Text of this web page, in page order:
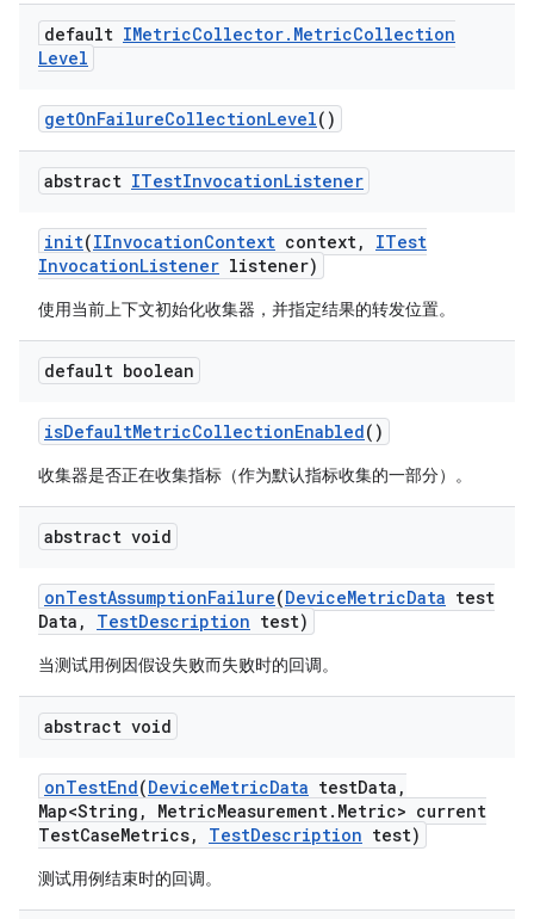
default IMetricCollector. MetricCollection
Level
getOnFailureCollectionLevel()
abstract ITestInvocationListener
init(IInvocationContext context,
ITest
InvocationListener listener)
使用当前上下文初始化收集器，并指定结果的转发位置。
default boolean
isDefaultMetricCollectionEnabled()
收集器是否正在收集指标（作为默认指标收集的一部分）。
abstract void
onTestAssumptionFailure(DeviceMetricData test
Data , TestDescription test)
当测试用例因假设失败而失败时的回调。
abstract void
onTestEnd(DeviceMetricData testData ,
Map<String , MetricMeasurement. Metric> current
TestCaseMetrics, TestDescription test)
测试用例结束时的回调。